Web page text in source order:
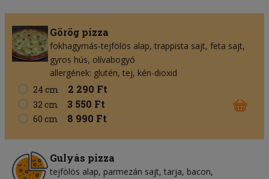
Görög pizza
fokhagymás-tejfölös alap trappista sajt feta sajt
gyros hús olívabogyó
allergének: glutén, tej, kén-dioxid
24 cm
2 290 Ft
32 cm 3 550 Ft
60 cm 8 990 Ft
Gulyás pizza
tejfölös alap parmezán sajt tarja bacon